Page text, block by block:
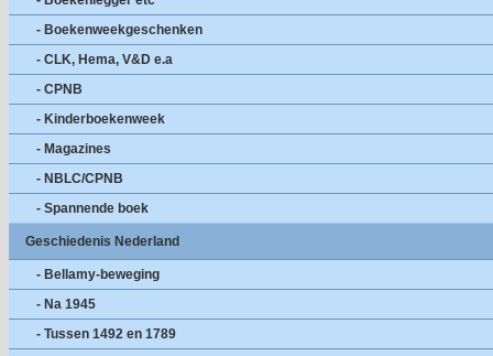
- Boekenweekgeschenken
- CLK, Hema, V&D e.a
- CPNB
- Kinderboekenweek
- Magazines
- NBLC/CPNB
- Spannende boek
Geschiedenis Nederland
- Bellamy-beweging
- Na 1945
- Tussen 1492 en 1789